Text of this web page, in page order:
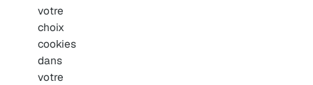
votre
choix
cookies
dans
votre